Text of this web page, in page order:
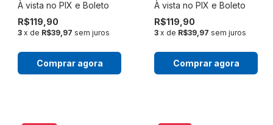
R$119,90
3 x de R$39,97 sem juros
Comprar agora
R$119,90
3 x de R$39,97 sem juros
Comprar agora